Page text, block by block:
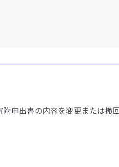
申出書の内容を変更または撤